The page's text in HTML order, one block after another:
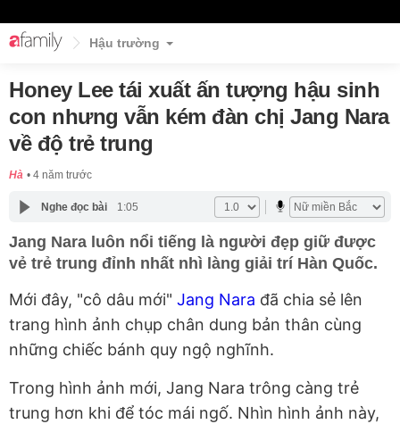
Hậu trường
Honey Lee tái xuất ấn tượng hậu sinh
con nhưng vẫn kém đàn chị Jang Nara
về độ trẻ trung
Hà 4 năm trước
Nghe đọc bài 1:05
Jang Nara luôn nổi tiếng là người đẹp giữ được
vẻ trẻ trung đỉnh nhất nhì làng giải trí Hàn Quốc.
Mới đây, "cô dâu mới" Jang Nara đã chia sẻ lên
trang hình ảnh chụp chân dung bản thân cùng
những chiếc bánh quy ngộ nghĩnh.
Trong hình ảnh mới, Jang Nara trông càng trẻ
trung hơn khi để tóc mái ngố. Nhìn hình ảnh này,